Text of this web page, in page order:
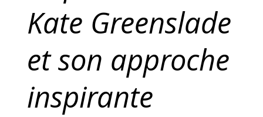
Kate Greenslade
et son approche
inspirante